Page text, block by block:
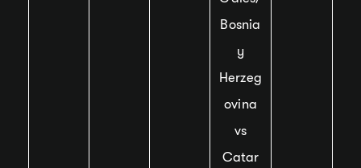
Bosnia
y
Herzeg
ovina
vs
Catar